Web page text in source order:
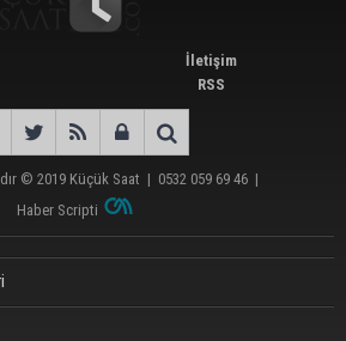
İletişim
RSS
© 2019 Küçük Saat | 0532 059 69 46 |
Haber Scripti